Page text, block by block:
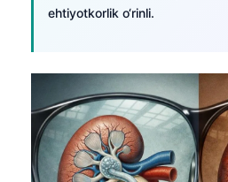
ehtiyotkorlik o‘rinli.
Gàidhlig
Occitan
العربية المغربية
Afrikaans
ພາສາລາວ